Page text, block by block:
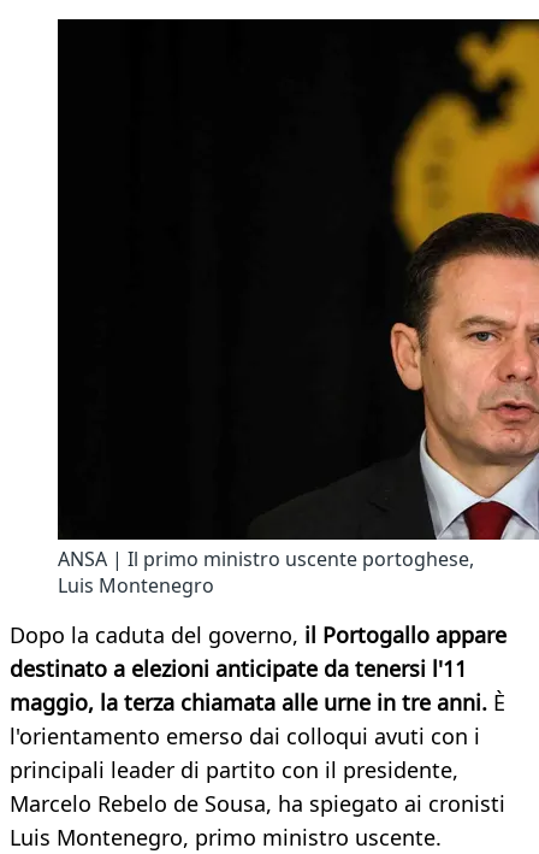
ANSA | Il primo ministro uscente portoghese,
Luis Montenegro
Dopo la caduta del governo, il Portogallo appare
destinato a elezioni anticipate da tenersi l'11
maggio, la terza chiamata alle urne in tre anni. È
l'orientamento emerso dai colloqui avuti con i
principali leader di partito con il presidente,
Marcelo Rebelo de Sousa, ha spiegato ai cronisti
Luis Montenegro, primo ministro uscente.